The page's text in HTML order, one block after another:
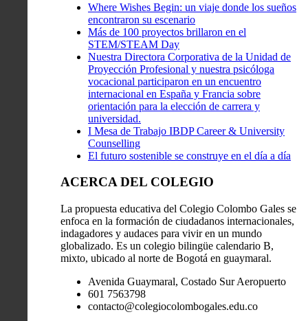
Where Wishes Begin: un viaje donde los sueños
encontraron su escenario
Más de 100 proyectos brillaron en el
STEM/STEAM Day
Nuestra Directora Corporativa de la Unidad de
Proyección Profesional y nuestra psicóloga
vocacional participaron en un encuentro
internacional en España y Francia sobre
orientación para la elección de carrera y
universidad.
I Mesa de Trabajo IBDP Career & University
Counselling
El futuro sostenible se construye en el día a día
ACERCA DEL COLEGIO
La propuesta educativa del Colegio Colombo Gales se
enfoca en la formación de ciudadanos internacionales,
indagadores y audaces para vivir en un mundo
globalizado. Es un colegio bilingüe calendario B,
mixto, ubicado al norte de Bogotá en guaymaral.
Avenida Guaymaral, Costado Sur Aeropuerto
601 7563798
contacto@colegiocolombogales.edu.co